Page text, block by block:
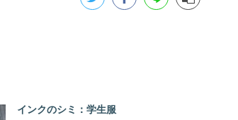
インクのシミ：学生服